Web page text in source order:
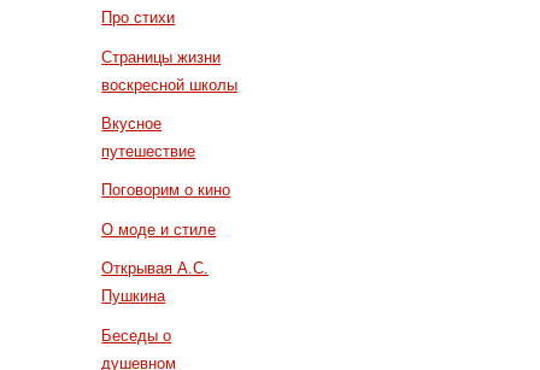
Про стихи
Страницы жизни
воскресной школы
Вкусное
путешествие
Поговорим о кино
О моде и стиле
Открывая А.С.
Пушкина
Беседы о
душевном